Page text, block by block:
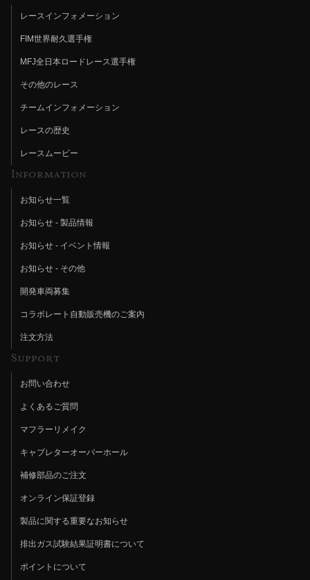
レースインフォメーション
FIM世界耐久選手権
MFJ全日本ロードレース選手権
その他のレース
チームインフォメーション
レースの歴史
レースムービー
Information
お知らせ一覧
お知らせ - 製品情報
お知らせ - イベント情報
お知らせ - その他
開発車両募集
コラボレート自動販売機のご案内
注文方法
Support
お問い合わせ
よくあるご質問
マフラーリメイク
キャブレターオーバーホール
補修部品のご注文
オンライン保証登録
製品に関する重要なお知らせ
排出ガス試験結果証明書について
ポイントについて